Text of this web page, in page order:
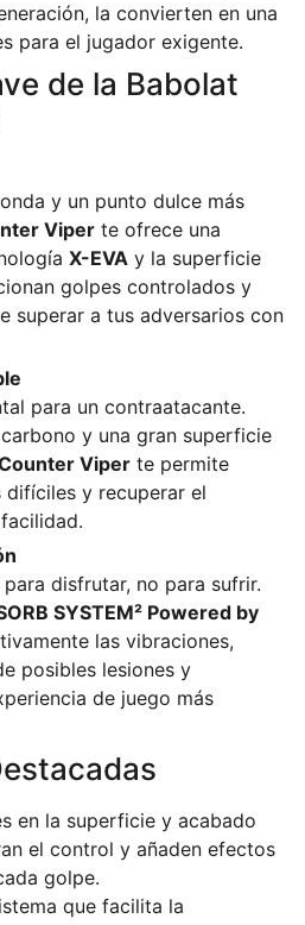
la convierten en una
para el jugador exigente.
de la Babolat
y un punto dulce más
Viperte ofrece una
X-EVAy la superficie
golpes controlados y
superar a tus adversarios con
para un contraatacante.
y una gran superficie
Viperte permite
y recuperar el
disfrutar, no para sufrir.
SYSTEM² Powered by
las vibraciones,
posibles lesiones y
de juego más
en la superficie y acabado
el control y añaden efectos
golpe.
que facilita la